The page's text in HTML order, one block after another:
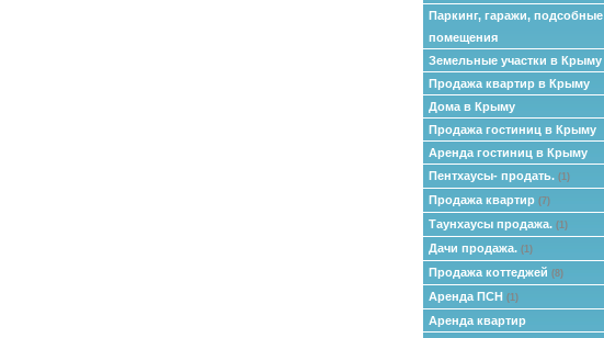
Паркинг, гаражи, подсобные
помещения
Земельные участки в Крыму
Продажа квартир в Крыму
Дома в Крыму
Продажа гостиниц в Крыму
Аренда гостиниц в Крыму
Пентхаусы- продать. (1)
Продажа квартир (7)
Таунхаусы продажа. (1)
Дачи продажа. (1)
Продажа коттеджей (8)
Аренда ПСН (1)
Аренда квартир